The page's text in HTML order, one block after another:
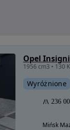
Opel
1956 cm3 • 130
Wyróżnione
236
Mińsk